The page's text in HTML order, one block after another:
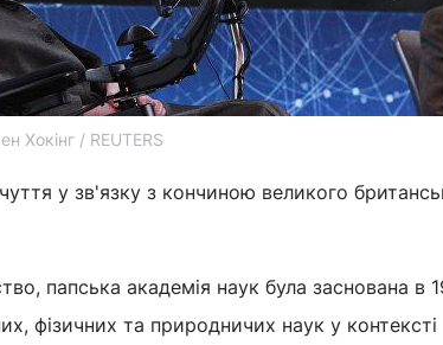
Хокінг / REUTERS
у зв'язку з кончиною великого
папська академія наук була заснована в
фізичних та природничих наук у контексті